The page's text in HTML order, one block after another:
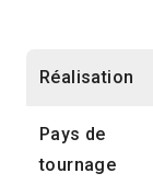
Réalisation
Pays de
tournage